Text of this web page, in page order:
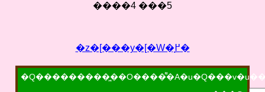
����4 ���5
�z�[���y�[�W�֖߂�